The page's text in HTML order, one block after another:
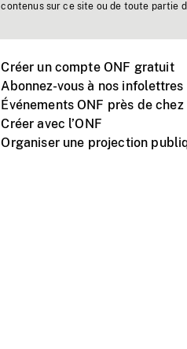
contenus sur ce site ou de toute partie
Créer un compte ONF gratuit
Abonnez-vous à nos infolettres
Événements ONF près de chez
Créer avec l’ONF
Organiser une projection